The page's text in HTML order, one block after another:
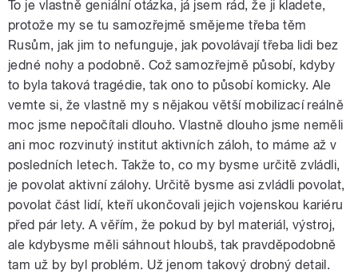
To je vlastně geniální otázka, já jsem rád, že ji kladete,
protože my se tu samozřejmě smějeme třeba těm
Rusům, jak jim to nefunguje, jak povolávají třeba lidi bez
jedné nohy a podobně. Což samozřejmě působí, kdyby
to byla taková tragédie, tak ono to působí komicky. Ale
vemte si, že vlastně my s nějakou větší mobilizací reálně
moc jsme nepočítali dlouho. Vlastně dlouho jsme neměli
ani moc rozvinutý institut aktivních záloh, to máme až v
posledních letech. Takže to, co my bysme určitě zvládli,
je povolat aktivní zálohy. Určitě bysme asi zvládli povolat,
povolat část lidí, kteří ukončovali jejich vojenskou kariéru
před pár lety. A věřím, že pokud by byl materiál, výstroj,
ale kdybysme měli sáhnout hloubš, tak pravděpodobně
tam už by byl problém. Už jenom takový drobný detail.